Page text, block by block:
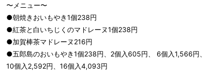
〜メニュー〜
●朝焼きおいもやき1個238円
●紅茶と白いちじくのマドレーヌ1個238円
●加賀棒茶マドレーヌ216円
●五郎島のおいもやき1個238円、2個入605円、 6個入1,566円、
10個入2,592円、16個入4,093円